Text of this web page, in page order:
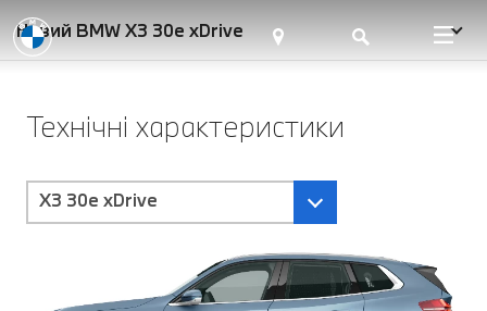
Новий BMW X3 30e xDrive
Технічні характеристики
X3 30e xDrive